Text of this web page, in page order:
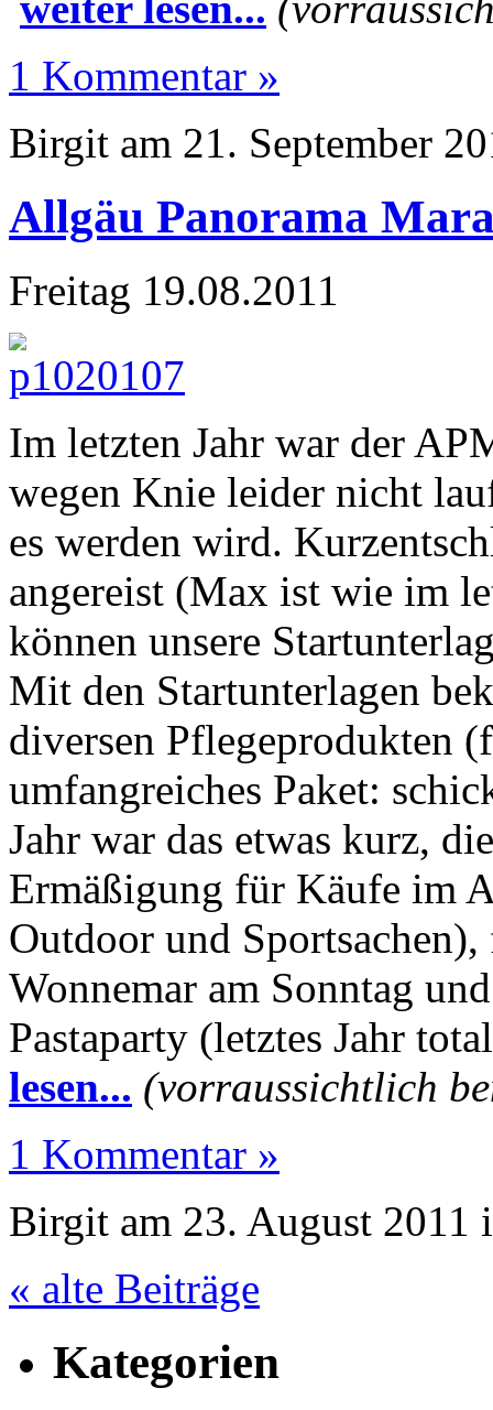
1 Kommentar »
Birgit am 21. September
Allgäu Panorama
Freitag 19.08.2011
Im letzten Jahr war der
wegen Knie leider nicht
es werden wird.
angereist (Max ist wie im
können unsere
Mit den Startunterlagen
diversen Pflegeprodukten
umfangreiches Paket:
Jahr war das etwas kurz,
Ermäßigung für Käufe im
Outdoor und
Wonnemar am Sonntag
Pastaparty (letztes Jahr
lesen... (vorraussichtlich
1 Kommentar »
Birgit am 23. August 2011
« alte Beiträge
Kategorien